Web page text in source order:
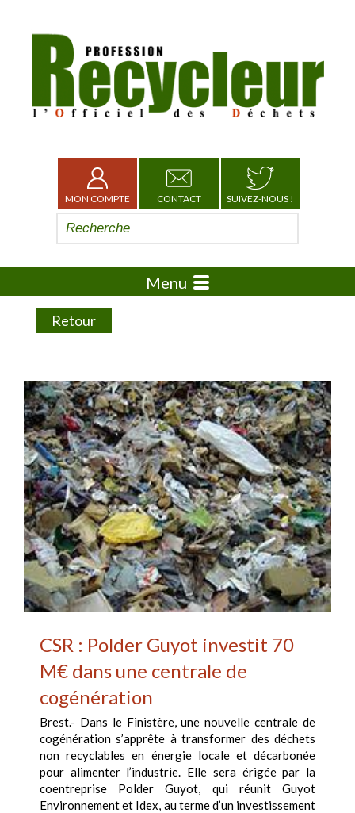
MON COMPTE CONTACT SUIVEZ-NOUS !
Menu
Retour
CSR : Polder Guyot investit 70
M€ dans une centrale de
cogénération
Brest.- Dans le Finistère, une nouvelle centrale de
cogénération s’apprête à transformer des déchets
non recyclables en énergie locale et décarbonée
pour alimenter l’industrie. Elle sera érigée par la
coentreprise Polder Guyot, qui réunit Guyot
Environnement et Idex, au terme d’un investissement